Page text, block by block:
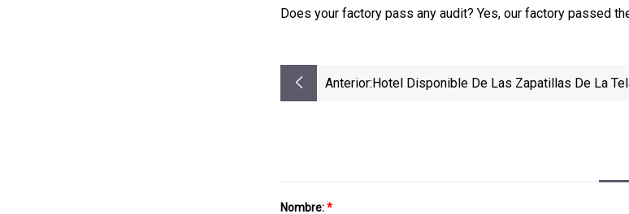
Does your factory pass any audit? Yes, our factory passed
Anterior:Hotel Disponible De Las Zapatillas De La
Nombre:*